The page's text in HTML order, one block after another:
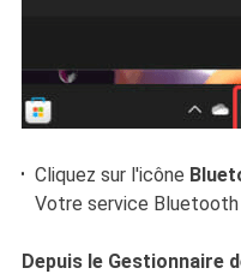
Cliquez sur l'icône
Votre service
Depuis le Gestionnaire